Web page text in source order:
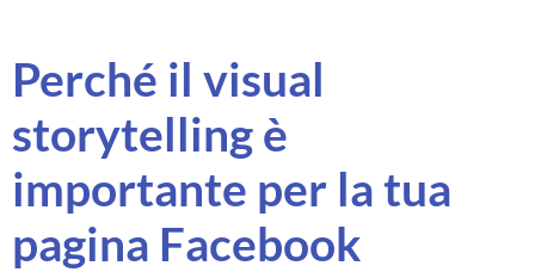
Perché il visual
storytelling è
importante per la tua
pagina Facebook